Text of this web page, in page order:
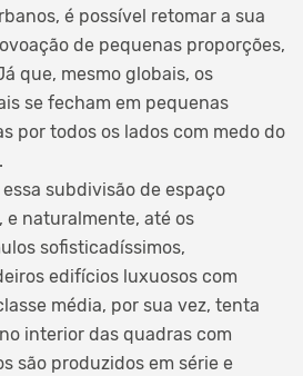
é possível retomar a sua
de pequenas proporções,
que, mesmo globais, os
se fecham em pequenas
por todos os lados com medo do
subdivisão de espaço
e naturalmente, até os
sofisticadíssimos,
edifícios luxuosos com
média, por sua vez, tenta
interior das quadras com
são produzidos em série e